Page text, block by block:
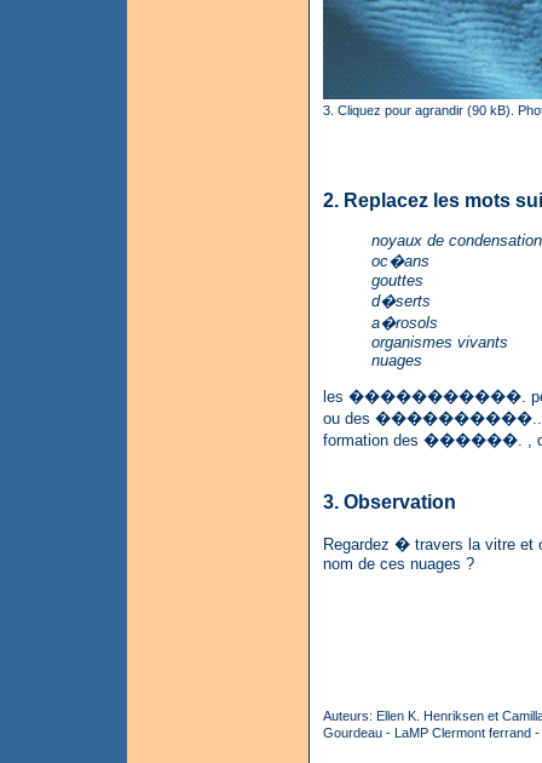
3. Cliquez pour agrandir (90 kB).
2. Replacez les mots
noyaux de
oc�ans
gouttes
d�serts
a�rosols
organismes vivants
nuages
les �����������.
ou des ����������..
formation des ������. ,
3. Observation
Regardez � travers la vitre et
nom de ces nuages ?
Auteurs: Ellen K. Henriksen et
Gourdeau - LaMP Clermont